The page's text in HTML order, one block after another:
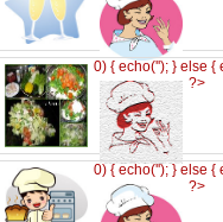
0) { echo(''); } else {
?>
0) { echo(''); } else {
?>